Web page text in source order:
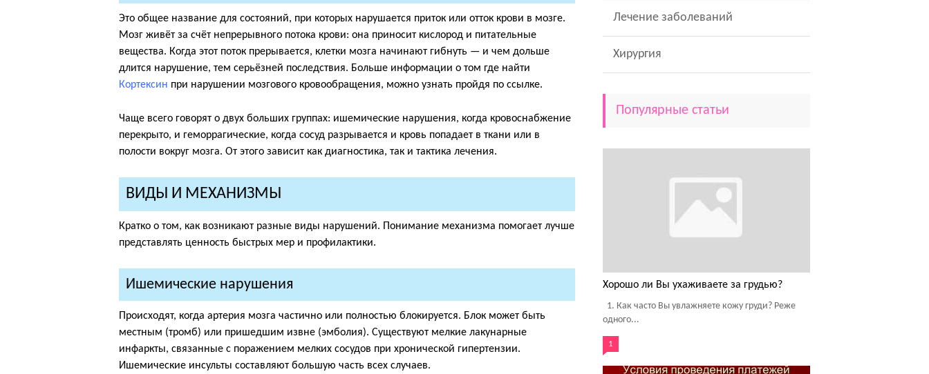
Это общее название для состояний, при которых нарушается приток или отток крови в мозге.
Мозг живёт за счёт непрерывного потока крови: она приносит кислород и питательные
вещества. Когда этот поток прерывается, клетки мозга начинают гибнуть — и чем дольше
длится нарушение, тем серьёзней последствия. Больше информации о том где найти
Кортексин при нарушении мозгового кровообращения, можно узнать пройдя по ссылке.
Чаще всего говорят о двух больших группах: ишемические нарушения, когда кровоснабжение
перекрыто, и геморрагические, когда сосуд разрывается и кровь попадает в ткани или в
полости вокруг мозга. От этого зависит как диагностика, так и тактика лечения.
ВИДЫ И МЕХАНИЗМЫ
Кратко о том, как возникают разные виды нарушений. Понимание механизма помогает лучше
представлять ценность быстрых мер и профилактики.
Ишемические нарушения
Происходят, когда артерия мозга частично или полностью блокируется. Блок может быть
местным (тромб) или пришедшим извне (эмболия). Существуют мелкие лакунарные
инфаркты, связанные с поражением мелких сосудов при хронической гипертензии.
Ишемические инсульты составляют большую часть всех случаев.
Лечение заболеваний
Хирургия
Популярные статьи
Хорошо ли Вы ухаживаете за грудью?
1. Как часто Вы увлажняете кожу груди? Реже
одного...
1